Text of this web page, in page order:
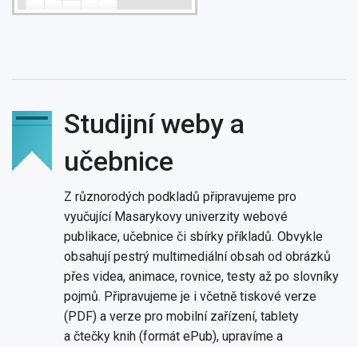
Studijní weby a
učebnice
Z různorodých podkladů připravujeme pro
vyučující Masarykovy univerzity webové
publikace, učebnice či sbírky příkladů. Obvykle
obsahují pestrý multimediální obsah od obrázků
přes videa, animace, rovnice, testy až po slovníky
pojmů. Připravujeme je i včetně tiskové verze
(PDF) a verze pro mobilní zařízení, tablety
a čtečky knih (formát ePub), upravíme a